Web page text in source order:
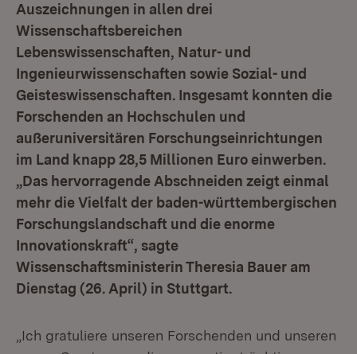
Auszeichnungen in allen drei
Wissenschaftsbereichen
Lebenswissenschaften, Natur- und
Ingenieurwissenschaften sowie Sozial- und
Geisteswissenschaften. Insgesamt konnten die
Forschenden an Hochschulen und
außeruniversitären Forschungseinrichtungen
im Land knapp 28,5 Millionen Euro einwerben.
„Das hervorragende Abschneiden zeigt einmal
mehr die Vielfalt der baden-württembergischen
Forschungslandschaft und die enorme
Innovationskraft“, sagte
Wissenschaftsministerin Theresia Bauer am
Dienstag (26. April) in Stuttgart.
„Ich gratuliere unseren Forschenden und unseren